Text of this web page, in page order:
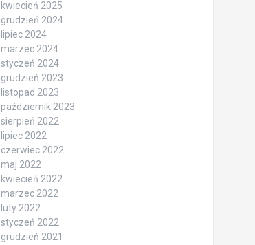
kwiecień 2025
grudzień 2024
lipiec 2024
marzec 2024
styczeń 2024
grudzień 2023
listopad 2023
październik 2023
sierpień 2022
lipiec 2022
czerwiec 2022
maj 2022
kwiecień 2022
marzec 2022
luty 2022
styczeń 2022
grudzień 2021